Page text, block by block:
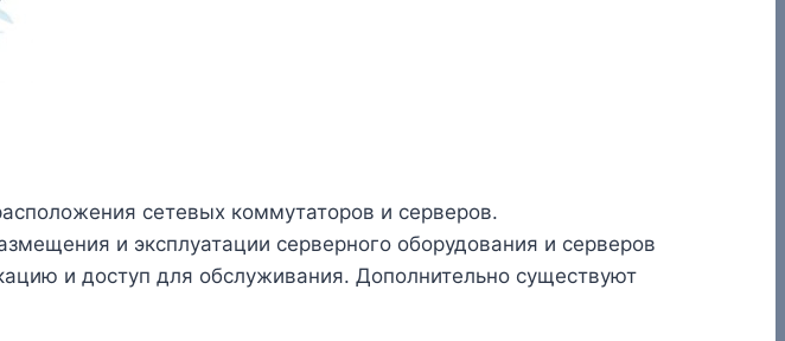
сетевых коммутаторов и серверов.
и эксплуатации серверного оборудования и серверов
и доступ для обслуживания. Дополнительно существуют